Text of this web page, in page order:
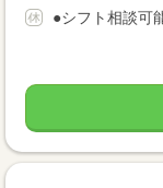
●シフト相談可